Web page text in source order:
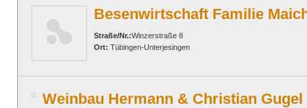
Besenwirtschaft Familie
Straße/Nr.:Winzerstraße 8
Ort: Tübingen-Unterjesingen
Weinbau Hermann & Christian Gugel